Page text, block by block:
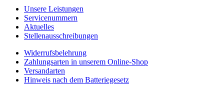
Unsere Leistungen
Servicenummern
Aktuelles
Stellenausschreibungen
Widerrufsbelehrung
Zahlungsarten in unserem Online-Shop
Versandarten
Hinweis nach dem Batteriegesetz